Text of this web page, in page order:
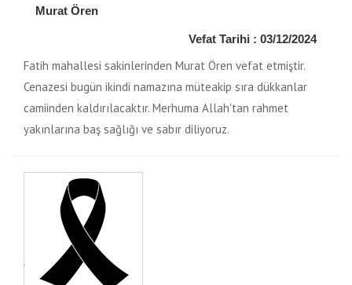
Murat Ören
Vefat Tarihi : 03/12/2024
Fatih mahallesi sakinlerinden Murat Ören vefat etmiştir.
Cenazesi bugün ikindi namazına müteakip sıra dükkanlar
camiinden kaldırılacaktır. Merhuma Allah'tan rahmet
yakınlarına baş sağlığı ve sabır diliyoruz.